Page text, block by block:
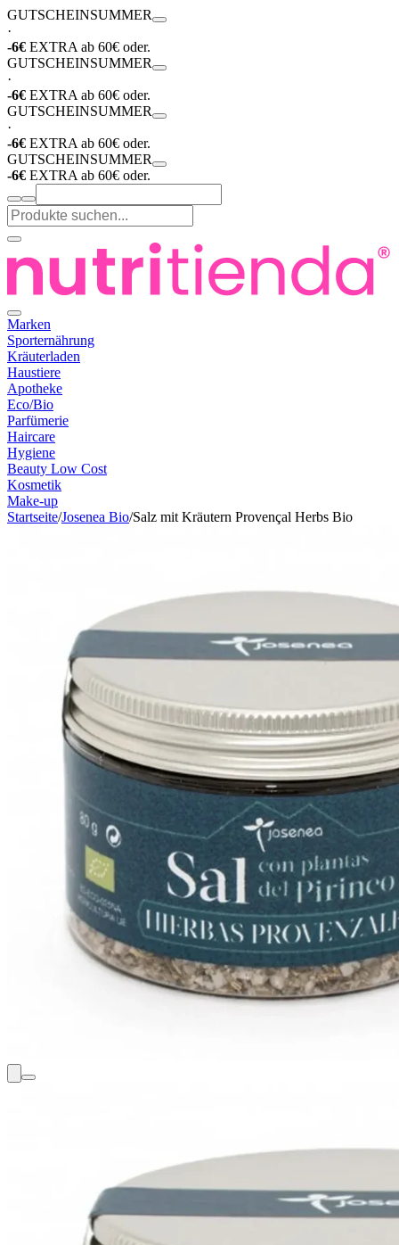
GUTSCHEINSUMMER
·
-6€ EXTRA ab 60€ oder.
GUTSCHEINSUMMER
·
-6€ EXTRA ab 60€ oder.
GUTSCHEINSUMMER
·
-6€ EXTRA ab 60€ oder.
GUTSCHEINSUMMER
-6€ EXTRA ab 60€ oder.
Marken
Sporternährung
Kräuterladen
Haustiere
Apotheke
Eco/Bio
Parfümerie
Haircare
Hygiene
Beauty Low Cost
Kosmetik
Make-up
Startseite/Josenea Bio/Salz mit Kräutern Provençal Herbs Bio